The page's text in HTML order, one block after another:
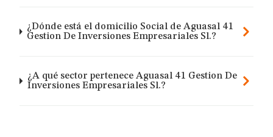
¿Dónde está el domicilio Social de Aguasal 41
Gestion De Inversiones Empresariales Sl.?
¿A qué sector pertenece Aguasal 41 Gestion De
Inversiones Empresariales Sl.?